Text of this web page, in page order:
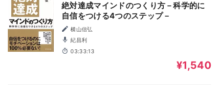
絶対達成マインドのつくり方－科学的に
自信をつける4つのステップ－
横山信弘
紀昌利
03:33:13
¥1,540